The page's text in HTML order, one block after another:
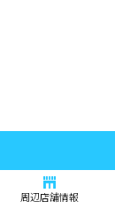
周辺店舗情報